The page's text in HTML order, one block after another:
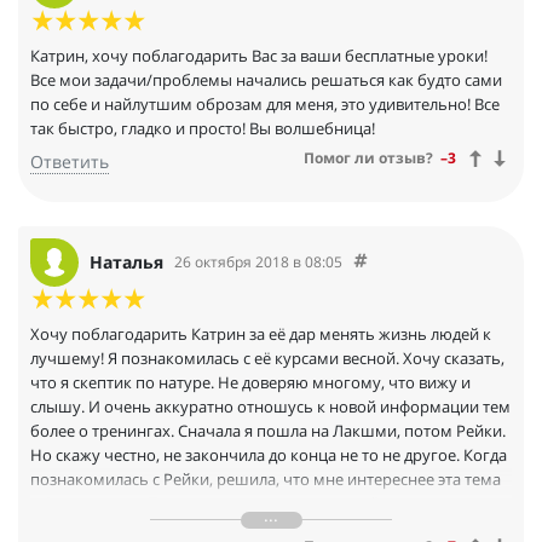
вставлены видео из прошлых лет, которые можно посмотреть
в открытом доступе, а заявлены как новый блок в курсе.
Катрин, хочу поблагодарить Вас за ваши бесплатные уроки!
Все мои задачи/проблемы начались решаться как будто сами
по себе и найлутшим оброзам для меня, это удивительно! Все
так быстро, гладко и просто! Вы волшебница!
Ответить Помог ли отзыв? –3
Наталья 26 октября 2018 в 08:05
Хочу поблагодарить Катрин за её дар менять жизнь людей к
лучшему! Я познакомилась с её курсами весной. Хочу сказать,
что я скептик по натуре. Не доверяю многому, что вижу и
слышу. И очень аккуратно отношусь к новой информации тем
более о тренингах. Сначала я пошла на Лакшми, потом Рейки.
Но скажу честно, не закончила до конца не то не другое. Когда
познакомилась с Рейки, решила, что мне интереснее эта тема
При помощи этой энергии я решила очень важную проблему.